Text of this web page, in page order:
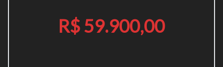
R$ 59.900,00